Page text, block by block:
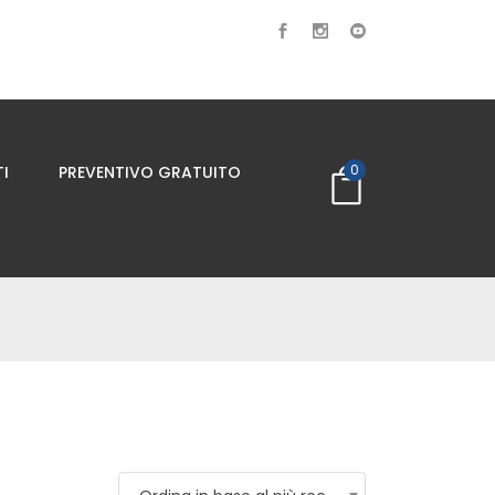
PREVENTIVO GRATUITO 0